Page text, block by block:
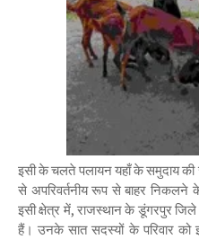
इसी के चलते पलायन यहाँ के समुदाय की
से अपरिवर्तनीय रूप से बाहर निकलने
इसी क्षेत्र में, राजस्थान के डूंगरपुर जिले
हैं। उनके सात सदस्यों के परिवार को